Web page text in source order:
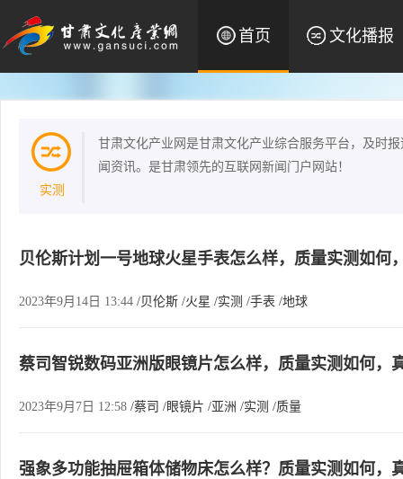
首页 文化播报
实测
甘肃文化产业网是甘肃文化产业综合服务平台，及时
闻资讯。是甘肃领先的互联网新闻门户网站！
贝伦斯计划一号地球火星手表怎么样，质量实测如何
2023年9月14日 13:44 /贝伦斯 /火星 /实测 /手表 /地球
蔡司智锐数码亚洲版眼镜片怎么样，质量实测如何，
2023年9月7日 12:58 /蔡司 /眼镜片 /亚洲 /实测 /质量
强象多功能抽屉箱体储物床怎么样？质量实测如何，